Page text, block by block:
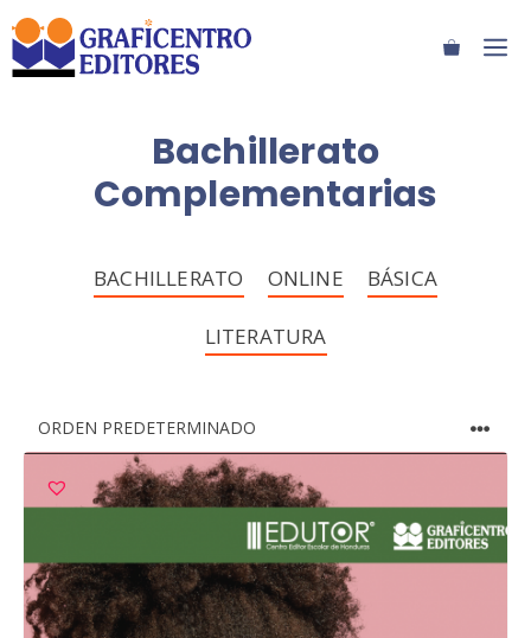
Saltar
al
contenido
Bachillerato
Complementarias
BACHILLERATO ONLINE BÁSICA
LITERATURA